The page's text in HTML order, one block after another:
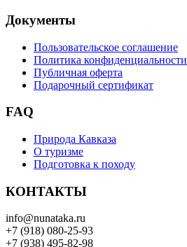
Документы
Пользовательское соглашение
Политика конфиденциальности
Публичная оферта
Подарочный сертификат
FAQ
Природа Кавказа
О туризме
Подготовка к походу
КОНТАКТЫ
info@nunataka.ru
+7 (918) 080-25-93
+7 (938) 495-82-98